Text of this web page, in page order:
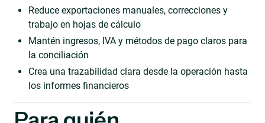
Reduce exportaciones manuales, correcciones y
trabajo en hojas de cálculo
Mantén ingresos, IVA y métodos de pago claros para
la conciliación
Crea una trazabilidad clara desde la operación hasta
los informes financieros